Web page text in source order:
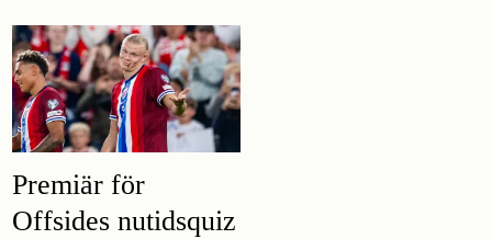
Premiär för
Offsides nutidsquiz